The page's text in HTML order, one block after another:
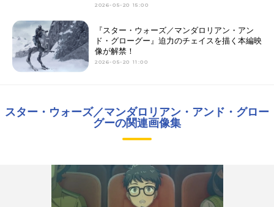
2026-05-20 15:00
『スター・ウォーズ／マンダロリアン・アン
ド・グローグー』迫力のチェイスを描く本編映
像が解禁！
2026-05-20 11:00
スター・ウォーズ／マンダロリアン・アンド・グロー
グーの関連画像集